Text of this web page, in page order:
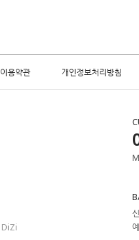
이용약관 개인정보처리방침